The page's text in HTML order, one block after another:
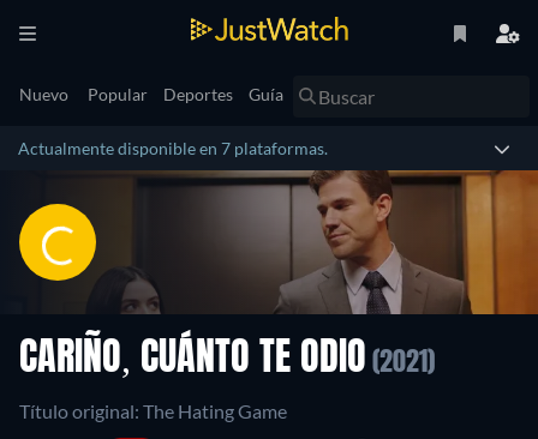
Nuevo Popular Deportes Guía
Actualmente disponible en 7 plataformas.
CARIÑO, CUÁNTO TE ODIO (2021)
Título original: The Hating Game